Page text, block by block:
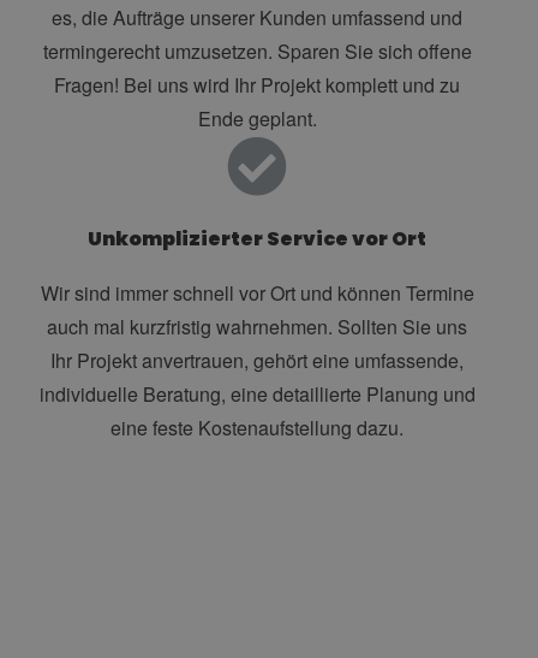
es, die Aufträge unserer Kunden umfassend und
termingerecht umzusetzen. Sparen Sie sich offene
Fragen! Bei uns wird Ihr Projekt komplett und zu
Ende geplant.
Unkomplizierter Service vor Ort
Wir sind immer schnell vor Ort und können Termine
auch mal kurzfristig wahrnehmen. Sollten Sie uns
Ihr Projekt anvertrauen, gehört eine umfassende,
individuelle Beratung, eine detaillierte Planung und
eine feste Kostenaufstellung dazu.